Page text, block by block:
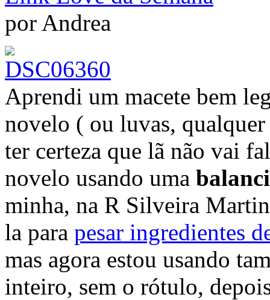
por Andrea
Aprendi um macete bem
novelo ( ou luvas,
ter certeza que lã não vai
novelo usando uma
minha, na R Silveira
la para pesar ingredientes
mas agora estou usando
inteiro, sem o rótulo,